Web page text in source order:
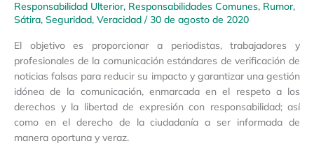
Responsabilidad Ulterior, Responsabilidades Comunes, Rumor,
Sátira, Seguridad, Veracidad /30 de agosto de 2020
El objetivo es proporcionar a periodistas, trabajadores y
profesionales de la comunicación estándares de verificación de
noticias falsas para reducir su impacto y garantizar una gestión
idónea de la comunicación, enmarcada en el respeto a los
derechos y la libertad de expresión con responsabilidad; así
como en el derecho de la ciudadanía a ser informada de
manera oportuna y veraz.